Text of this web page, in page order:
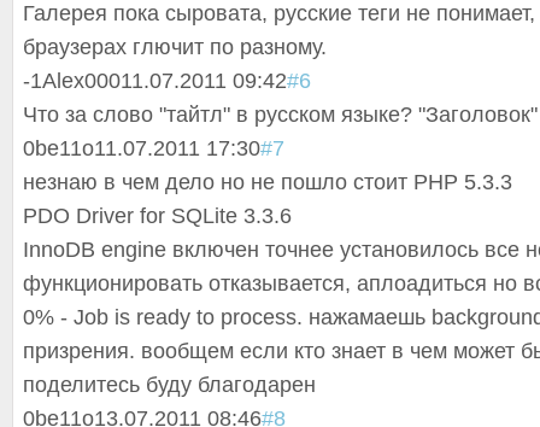
Галерея пока сыровата, русские теги не
браузерах глючит по разному.
-1Alex00011.07.2011 09:42#6
Что за слово "тайтл" в русском языке?
0be11o11.07.2011 17:30#7
незнаю в чем дело но не пошло стоит PHP 5.3.3
PDO Driver for SQLite 3.3.6
InnoDB engine включен точнее установилось все
функционировать отказывается, аплоадиться но
0% - Job is ready to process. нажамаешь
призрения. вообщем если кто знает в чем может
поделитесь буду благодарен
0be11o13.07.2011 08:46#8